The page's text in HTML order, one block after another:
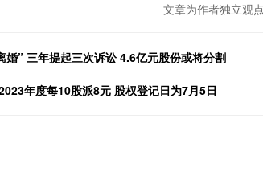
文章为作者独立观
” 三年提起三次诉讼 4.6亿元股份或将分割
年度每10股派8元 股权登记日为7月5日